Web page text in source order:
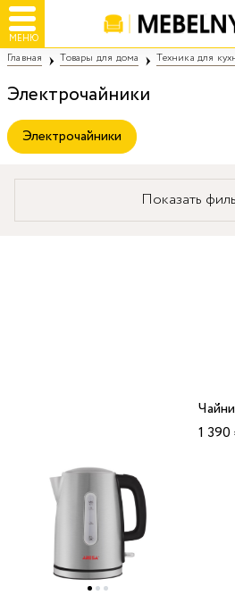
МЕНЮ
Главная Товары для дома Техника для
Электрочайники
Электрочайники
Показать
1 390